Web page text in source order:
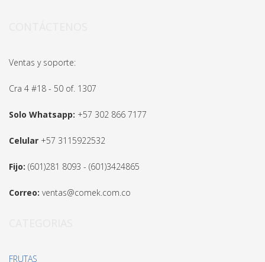
Ventas y soporte:
Cra 4 #18 - 50 of. 1307
Solo Whatsapp: +57 302 866 7177
Celular +57 3115922532
Fijo: (601)281 8093 - (601)3424865
Correo: ventas@comek.com.co
FRUTAS